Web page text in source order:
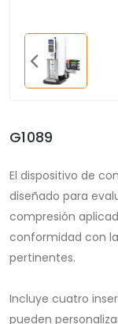
G1089
El dispositivo de
diseñado para
compresión
conformidad con
pertinentes.
Incluye cuatro
pueden